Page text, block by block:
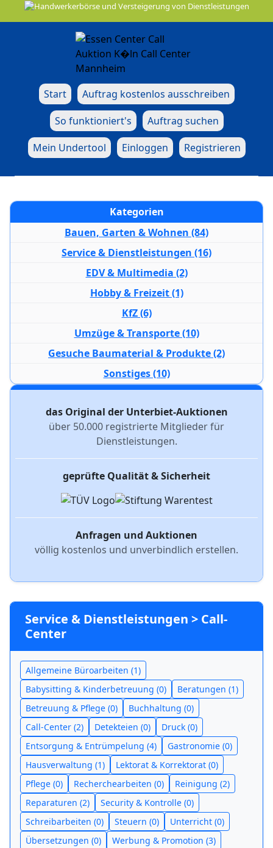
Start
Auftrag kostenlos ausschreiben
So funktioniert's
Auftrag suchen
Mein Undertool
Einloggen Registrieren
Kategorien
Bauen, Garten & Wohnen (84)
Service & Dienstleistungen (16)
EDV & Multimedia (2)
Hobby & Freizeit (1)
KfZ (6)
Umzüge & Transporte (10)
Gesuche Baumaterial & Produkte (2)
Sonstiges (10)
das Original der Unterbiet-Auktionen
über 50.000 registrierte Mitglieder für
Dienstleistungen.
geprüfte Qualität & Sicherheit
Anfragen und Auktionen
völlig kostenlos und unverbindlich erstellen.
Service & Dienstleistungen > Call-
Center
Allgemeine Büroarbeiten (1)
Babysitting & Kinderbetreuung (0)
Beratungen (1)
Betreuung & Pflege (0)
Buchhaltung (0)
Call-Center (2)
Detekteien (0)
Druck (0)
Entsorgung & Entrümpelung (4)
Gastronomie (0)
Hausverwaltung (1)
Lektorat & Korrektorat (0)
Pflege (0)
Recherchearbeiten (0)
Reinigung (2)
Reparaturen (2)
Security & Kontrolle (0)
Schreibarbeiten (0)
Steuern (0)
Unterricht (0)
Übersetzungen (0)
Werbung & Promotion (3)